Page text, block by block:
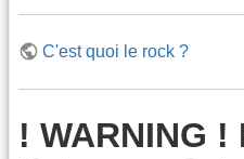
C'est quoi le rock ?
! WARNING